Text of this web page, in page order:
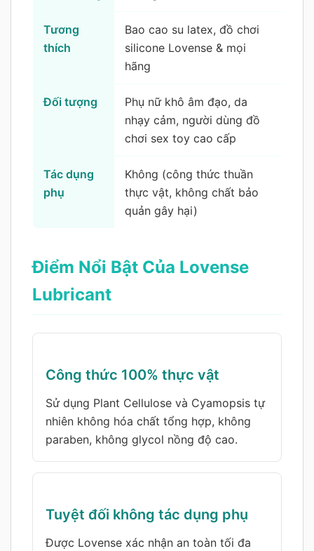
Tương
thích
Bao cao su latex, đồ chơi
silicone Lovense & mọi
hãng
Đối tượng
Phụ nữ khô âm đạo, da
nhạy cảm, người dùng đồ
chơi sex toy cao cấp
Tác dụng
phụ
Không (công thức thuần
thực vật, không chất bảo
quản gây hại)
Điểm Nổi Bật Của Lovense
Lubricant
Công thức 100% thực vật
Sử dụng Plant Cellulose và Cyamopsis tự
nhiên không hóa chất tổng hợp, không
paraben, không glycol nồng độ cao.
Tuyệt đối không tác dụng phụ
Được Lovense xác nhận an toàn tối đa